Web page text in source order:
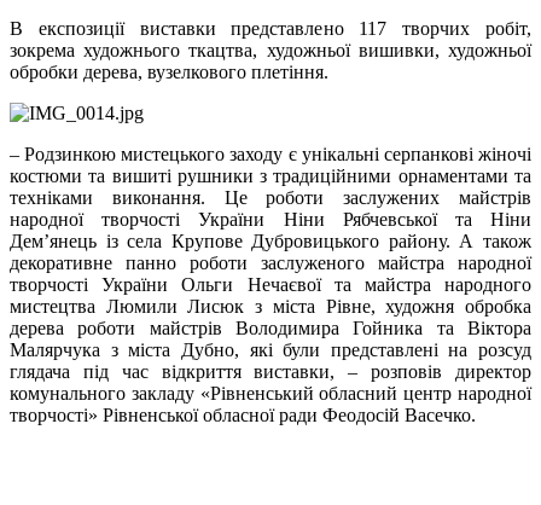
В експозиції виставки представлено 117 творчих робіт,
зокрема художнього ткацтва, художньої вишивки, художньої
обробки дерева, вузелкового плетіння.
– Родзинкою мистецького заходу є унікальні серпанкові жіночі
костюми та вишиті рушники з традиційними орнаментами та
техніками виконання. Це роботи заслужених майстрів
народної творчості України Ніни Рябчевської та Ніни
Дем’янець із села Крупове Дубровицького району. А також
декоративне панно роботи заслуженого майстра народної
творчості України Ольги Нечаєвої та майстра народного
мистецтва Люмили Лисюк з міста Рівне, художня обробка
дерева роботи майстрів Володимира Гойника та Віктора
Малярчука з міста Дубно, які були представлені на розсуд
глядача під час відкриття виставки, – розповів директор
комунального закладу «Рівненський обласний центр народної
творчості» Рівненської обласної ради Феодосій Васечко.